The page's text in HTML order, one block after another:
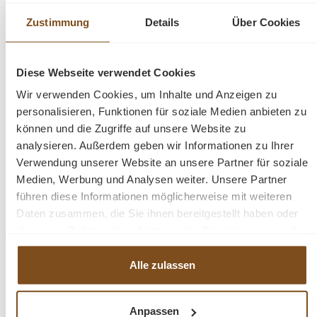
Zustimmung Details Über Cookies
Diese Webseite verwendet Cookies
Wir verwenden Cookies, um Inhalte und Anzeigen zu
personalisieren, Funktionen für soziale Medien anbieten zu
können und die Zugriffe auf unsere Website zu
analysieren. Außerdem geben wir Informationen zu Ihrer
Verwendung unserer Website an unsere Partner für soziale
Medien, Werbung und Analysen weiter. Unsere Partner
führen diese Informationen möglicherweise mit weiteren
Daten zusammen, die Sie ihnen bereitgestellt haben oder
haben.
Alle zulassen
Anpassen
Möbeln aus unserer Teak Roda - Kollektion!
Die Abmessungen: Höhe 210 cm - Breite 220 cm - Tiefe 50
cm.
fertig montiert
Massivholz & Metall
Schubladen
100% recyceltem Teakholz
Fragen zum Produkt?